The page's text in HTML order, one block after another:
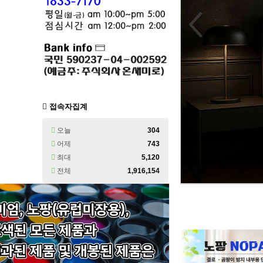
접속자집계
오늘
304
어제
743
최대
5,120
전체
1,916,154